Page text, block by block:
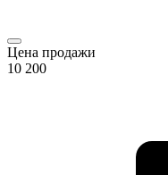
Цена продажи
10 200